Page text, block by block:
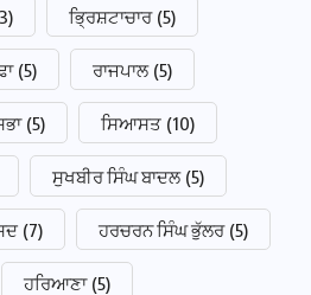
ਭ੍ਰਿਸ਼ਟਾਚਾਰ (5)
(5) ਰਾਜਪਾਲ (5)
(5) ਸਿਆਸਤ (10)
ਸੁਖਬੀਰ ਸਿੰਘ ਬਾਦਲ (5)
(7) ਹਰਚਰਨ ਸਿੰਘ ਭੁੱਲਰ (5)
ਹਰਿਆਣਾ (5)